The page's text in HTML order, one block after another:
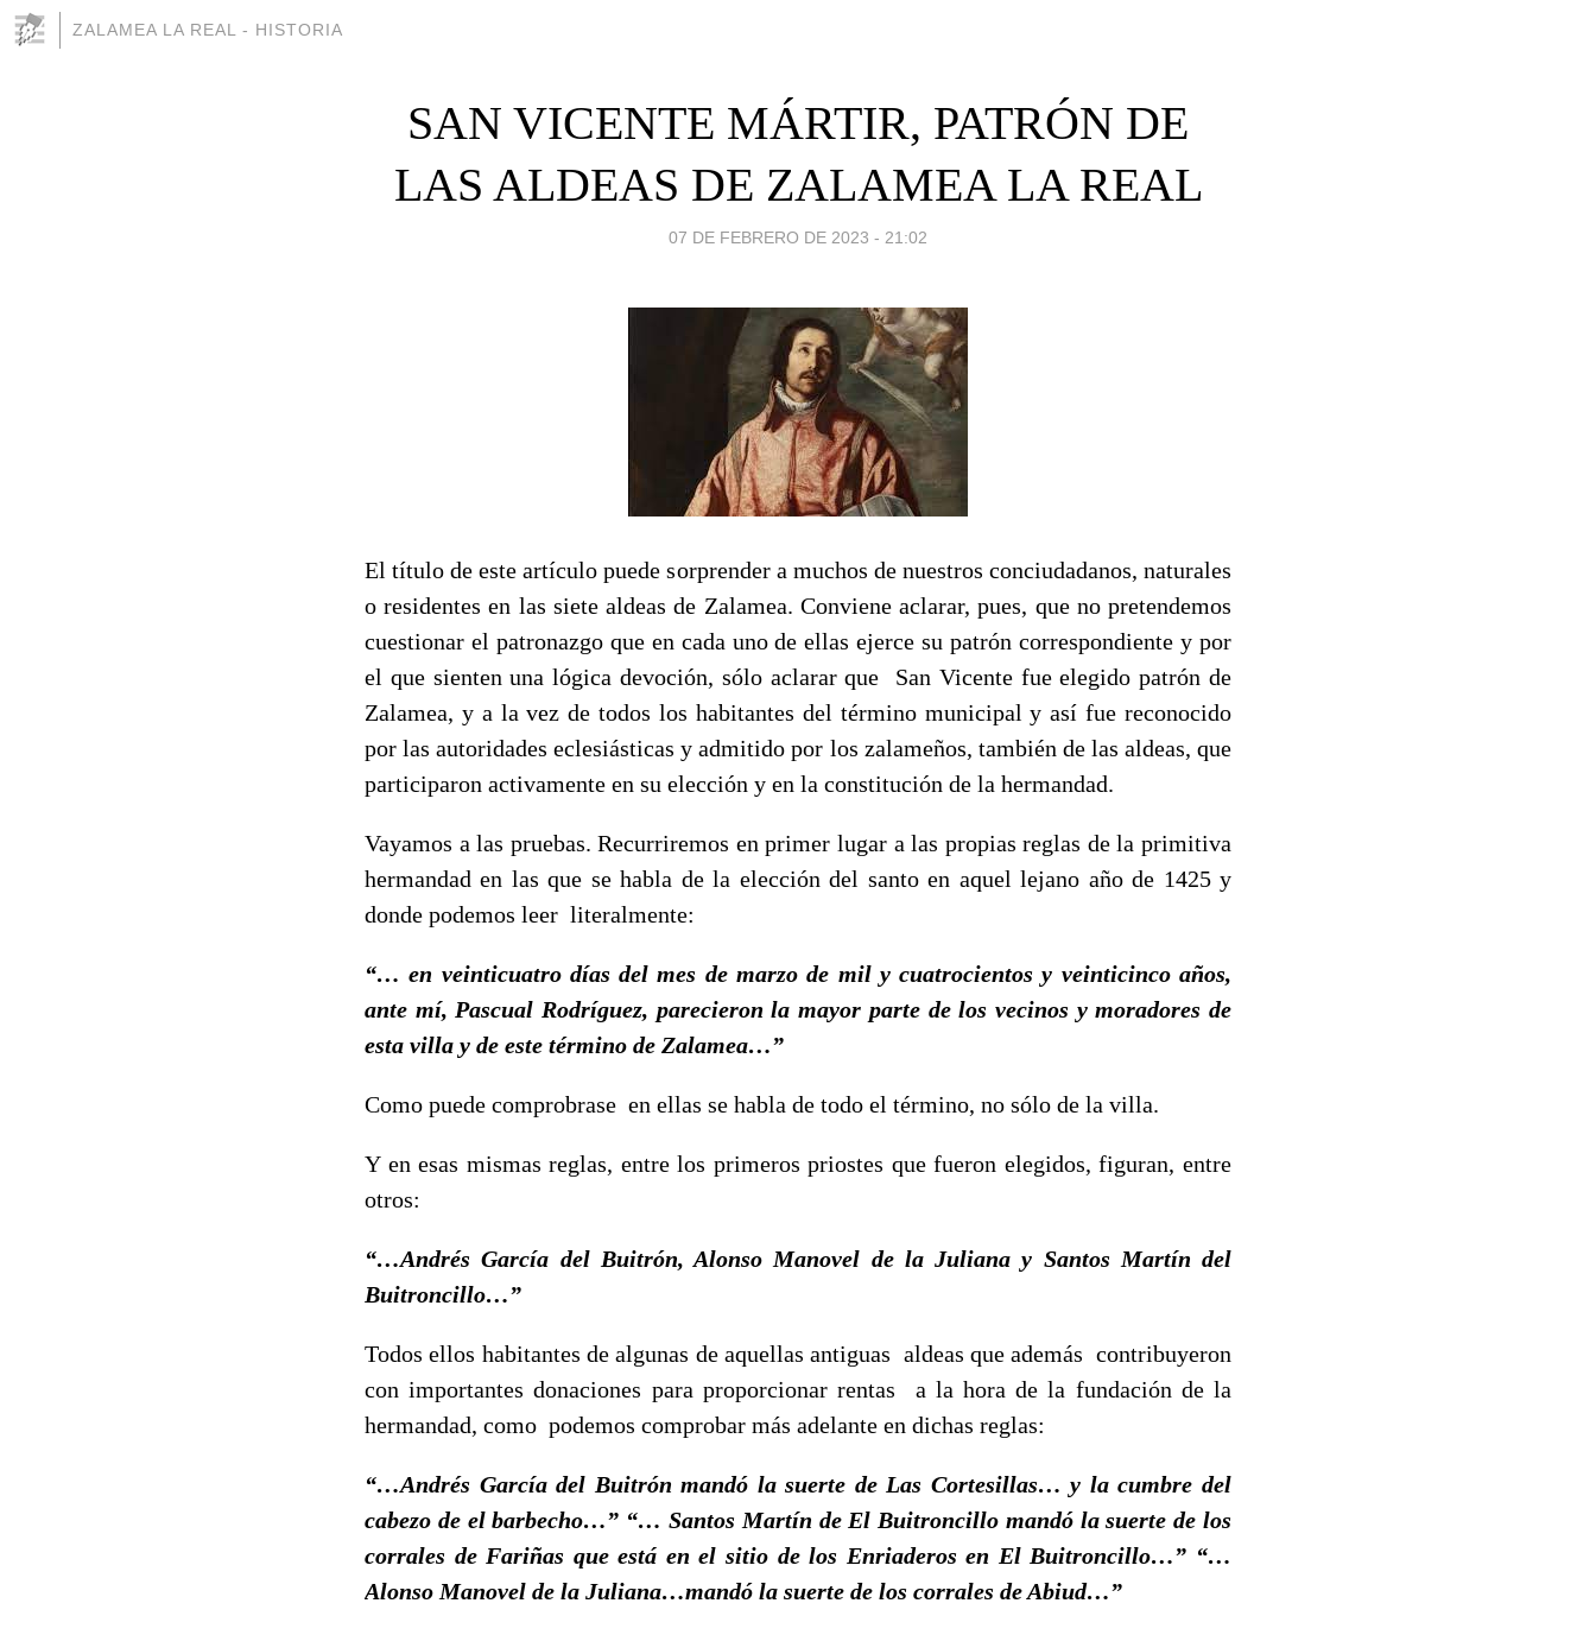
ZALAMEA LA REAL - HISTORIA
SAN VICENTE MÁRTIR, PATRÓN DE
LAS ALDEAS DE ZALAMEA LA REAL
07 DE FEBRERO DE 2023 - 21:02
El título de este artículo puede sorprender a muchos de nuestros conciudadanos, naturales
o residentes en las siete aldeas de Zalamea. Conviene aclarar, pues, que no pretendemos
cuestionar el patronazgo que en cada uno de ellas ejerce su patrón correspondiente y por
el que sienten una lógica devoción, sólo aclarar que San Vicente fue elegido patrón de
Zalamea, y a la vez de todos los habitantes del término municipal y así fue reconocido
por las autoridades eclesiásticas y admitido por los zalameños, también de las aldeas, que
participaron activamente en su elección y en la constitución de la hermandad.
Vayamos a las pruebas. Recurriremos en primer lugar a las propias reglas de la primitiva
hermandad en las que se habla de la elección del santo en aquel lejano año de 1425 y
donde podemos leer literalmente:
“… en veinticuatro días del mes de marzo de mil y cuatrocientos y veinticinco años,
ante mí, Pascual Rodríguez, parecieron la mayor parte de los vecinos y moradores de
esta villa y de este término de Zalamea…”
Como puede comprobrase en ellas se habla de todo el término, no sólo de la villa.
Y en esas mismas reglas, entre los primeros priostes que fueron elegidos, figuran, entre
otros:
“…Andrés García del Buitrón, Alonso Manovel de la Juliana y Santos Martín del
Buitroncillo…”
Todos ellos habitantes de algunas de aquellas antiguas aldeas que además contribuyeron
con importantes donaciones para proporcionar rentas a la hora de la fundación de la
hermandad, como podemos comprobar más adelante en dichas reglas:
“…Andrés García del Buitrón mandó la suerte de Las Cortesillas… y la cumbre del
cabezo de el barbecho…” “… Santos Martín de El Buitroncillo mandó la suerte de los
corrales de Fariñas que está en el sitio de los Enriaderos en El Buitroncillo…” “…
Alonso Manovel de la Juliana…mandó la suerte de los corrales de Abiud…”